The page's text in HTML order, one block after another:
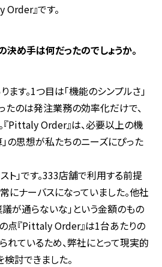
』です。
決め手は何だったのでしょうか。
す。1つ目は「機能のシンプルさ」
たのは発注業務の効率化だけで、
Pittaly Order』は、必要以上の機
の思想が私たちのニーズにぴった
ト」です。333店舗で利用する前提
にナーバスになっていました。他社
が通らないな」という金額のもの
点『Pittaly Order』は1台あたりの
ているため、弊社にとって現実的
討できました。